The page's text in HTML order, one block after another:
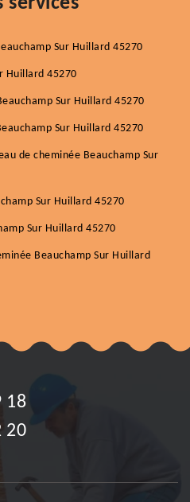
Sur Huillard 45270
Huillard 45270
Sur Huillard 45270
Sur Huillard 45270
de cheminée Beauchamp Sur
Sur Huillard 45270
Sur Huillard 45270
Beauchamp Sur Huillard
18
20